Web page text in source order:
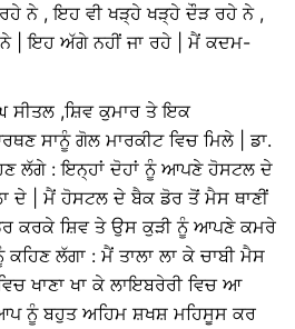
ਨੇ , ਇਹ ਵੀ ਖੜ੍ਹੇ ਖੜ੍ਹੇ ਦੌੜ ਰਹੇ ਨੇ ,
| ਇਹ ਅੱਗੇ ਨਹੀਂ ਜਾ ਰਹੇ | ਮੈਂ ਕਦਮ-
ਸੀਤਲ ,ਸ਼ਿਵ ਕੁਮਾਰ ਤੇ ਇਕ
ਸਾਨੂੰ ਗੋਲ ਮਾਰਕੀਟ ਵਿਚ ਮਿਲੇ | ਡਾ.
ਲੱਗੇ : ਇਨ੍ਹਾਂ ਦੋਹਾਂ ਨੂੰ ਆਪਣੇ ਹੋਸਟਲ ਦੇ
ਦੇ | ਮੈਂ ਹੋਸਟਲ ਦੇ ਬੈਕ ਡੋਰ ਤੋਂ ਮੈਸ ਥਾਣੀਂ
ਕਰਕੇ ਸ਼ਿਵ ਤੇ ਉਸ ਕੁੜੀ ਨੂੰ ਆਪਣੇ ਕਮਰੇ
ਲੱਗਾ : ਮੈਂ ਤਾਲਾ ਲਾ ਕੇ ਚਾਬੀ ਮੈਸ
ਖਾਣਾ ਖਾ ਕੇ ਲਾਇਬਰੇਰੀ ਵਿਚ ਆ
ਨੂੰ ਬਹੁਤ ਅਹਿਮ ਸ਼ਖਸ਼ ਮਹਿਸੂਸ ਕਰ